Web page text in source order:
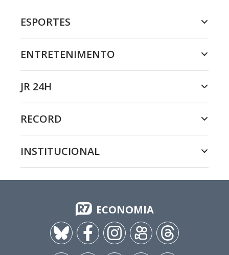
ESPORTES
ENTRETENIMENTO
JR 24H
RECORD
INSTITUCIONAL
ECONOMIA